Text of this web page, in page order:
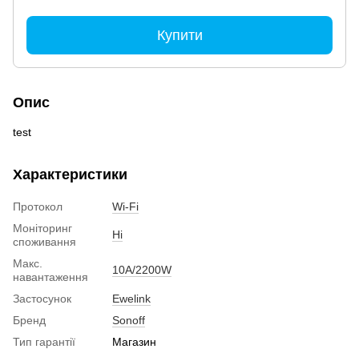
Купити
Опис
test
Характеристики
Протокол
Wi-Fi
Моніторинг
споживання
Ні
Макс.
навантаження
10А/2200W
Застосунок
Ewelink
Бренд
Sonoff
Тип гарантії
Магазин